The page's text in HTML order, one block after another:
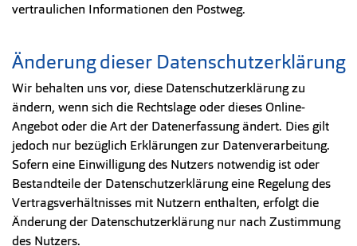
vertraulichen Informationen den Postweg.
Änderung dieser Datenschutzerklärung
Wir behalten uns vor, diese Datenschutzerklärung zu
ändern, wenn sich die Rechtslage oder dieses Online-
Angebot oder die Art der Datenerfassung ändert. Dies gilt
jedoch nur bezüglich Erklärungen zur Datenverarbeitung.
Sofern eine Einwilligung des Nutzers notwendig ist oder
Bestandteile der Datenschutzerklärung eine Regelung des
Vertragsverhältnisses mit Nutzern enthalten, erfolgt die
Änderung der Datenschutzerklärung nur nach Zustimmung
des Nutzers.